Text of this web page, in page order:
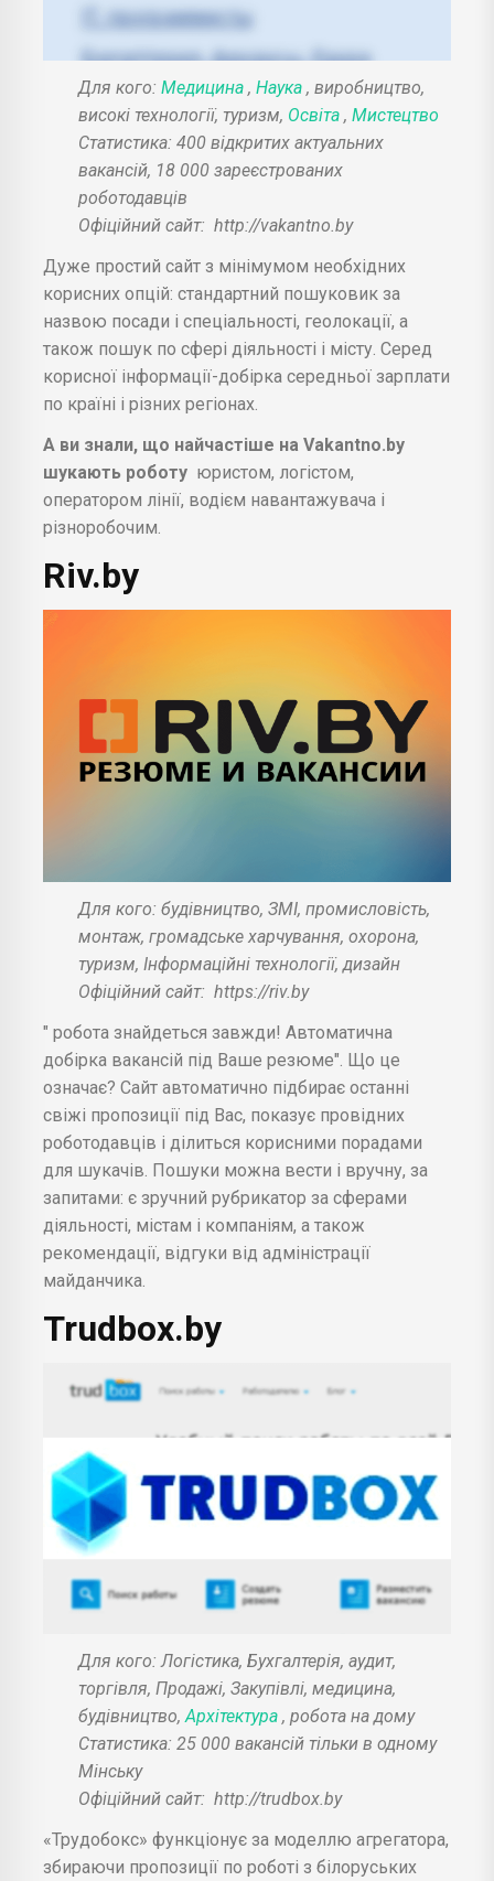
Для кого: Медицина , Наука , виробництво,
високі технології, туризм, Освіта , Мистецтво
Статистика: 400 відкритих актуальних
вакансій, 18 000 зареєстрованих
роботодавців
Офіційний сайт: http://vakantno.by
Дуже простий сайт з мінімумом необхідних
корисних опцій: стандартний пошуковик за
назвою посади і спеціальності, геолокації, а
також пошук по сфері діяльності і місту. Серед
корисної інформації-добірка середньої зарплати
по країні і різних регіонах.
А ви знали, що найчастіше на Vakantno.by
шукають роботу юристом, логістом,
оператором лінії, водієм навантажувача і
різноробочим.
Riv.by
Для кого: будівництво, ЗМІ, промисловість,
монтаж, громадське харчування, охорона,
туризм, Інформаційні технології, дизайн
Офіційний сайт: https://riv.by
" робота знайдеться завжди! Автоматична
добірка вакансій під Ваше резюме". Що це
означає? Сайт автоматично підбирає останні
свіжі пропозиції під Вас, показує провідних
роботодавців і ділиться корисними порадами
для шукачів. Пошуки можна вести і вручну, за
запитами: є зручний рубрикатор за сферами
діяльності, містам і компаніям, а також
рекомендації, відгуки від адміністрації
майданчика.
Trudbox.by
Для кого: Логістика, Бухгалтерія, аудит,
торгівля, Продажі, Закупівлі, медицина,
будівництво, Архітектура , робота на дому
Статистика: 25 000 вакансій тільки в одному
Мінську
Офіційний сайт: http://trudbox.by
«Трудобокс» функціонує за моделлю агрегатора,
збираючи пропозиції по роботі з білоруських